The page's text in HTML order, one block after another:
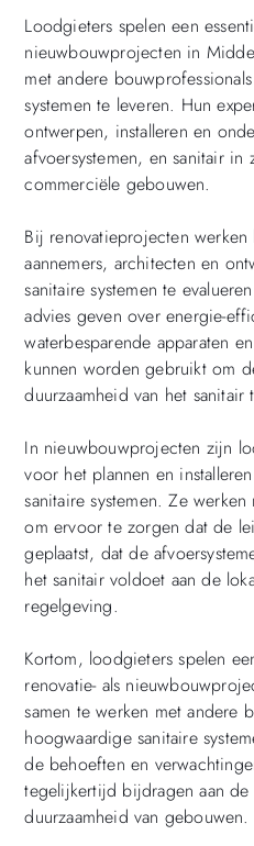
Loodgieters spelen een
nieuwbouwprojecten in
met andere
systemen te leveren. Hun
ontwerpen, installeren en
afvoersystemen, en sanitair in
commerciële gebouwen.
Bij renovatieprojecten werken
aannemers, architecten en
sanitaire systemen te
advies geven over energie-
waterbesparende apparaten
kunnen worden gebruikt om
duurzaamheid van het sanitair
In nieuwbouwprojecten zijn
voor het plannen en
sanitaire systemen. Ze
om ervoor te zorgen dat de
geplaatst, dat de
het sanitair voldoet aan de
regelgeving.
Kortom, loodgieters spelen
renovatie- als
samen te werken met andere
hoogwaardige sanitaire
de behoeften en
tegelijkertijd bijdragen aan
duurzaamheid van gebouwen.